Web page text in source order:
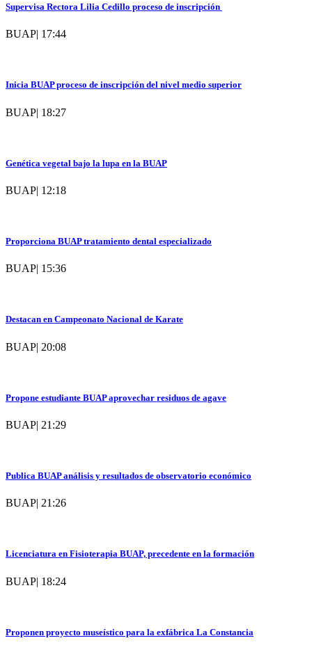
Supervisa Rectora Lilia Cedillo proceso de inscripción
BUAP| 17:44
Inicia BUAP proceso de inscripción del nivel medio superior
BUAP| 18:27
Genética vegetal bajo la lupa en la BUAP
BUAP| 12:18
Proporciona BUAP tratamiento dental especializado
BUAP| 15:36
Destacan en Campeonato Nacional de Karate
BUAP| 20:08
Propone estudiante BUAP aprovechar residuos de agave
BUAP| 21:29
Publica BUAP análisis y resultados de observatorio económico
BUAP| 21:26
Licenciatura en Fisioterapia BUAP, precedente en la formación
BUAP| 18:24
Proponen proyecto museístico para la exfábrica La Constancia